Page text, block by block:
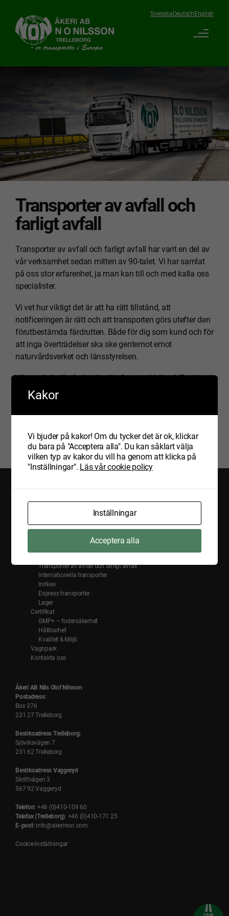
Svenska Deutsch English
Transporter av avfall och
farligt avfall
Transporter av avfall och farligt avfall har varit en del av
vår verksamhet sedan mitten av 90-talet. Vi har samlat
på oss stor erfarenhet, ja man kan till och med kalla oss
specialister.
Vi vet hur viktigt det är att ha rätt tillstånd, att
notificeringen är rätt och att transporten görs utefter den
förutbestämda färdrutten. Både för dig som kund och för
att inga överträdelser ska ske gentemot emot
naturvårdsverket och länsstyrelsen.
Våra avfallstillstånd gäller för Sverige, Holland, Tyskland,
Danmark och Italien.
kontakt oss.
Hem
Transporter av avfall och farligt avfall
Internationella transporter
Inrikes
Express transporter
Lager
Certifikat
GMP+ – fodersäkerhet
Hållbarhet
Kvalitet & Miljö
Vagnpark
Kontakta oss
Åkeri AB Nils Olof Nilsson
Postadress:
Box 376
231 27 Trelleborg
Besöksadress Trelleborg:
Sjöviksvägen 7
231 62 Trelleborg
Besöksadress Vaggeryd
Skrittvägen 3
567 92 Vaggeryd
Telefon: +46 (0)410-109 60
Telefax (Trelleborg): +46 (0)410-171 25
E-post:info@akerinon.com
Cookie-Inställningar
Kakor
Vi bjuder på kakor! Om du tycker det är ok, klickar
du bara på "Acceptera alla". Du kan såklart välja
vilken typ av kakor du vill ha genom att klicka på
"Inställningar". Läs vår cookie policy
Inställningar
Acceptera alla